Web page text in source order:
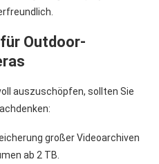
Outdoor-
auszuschöpfen, sollten Sie
großer Videoarchiven
ab 2 TB.